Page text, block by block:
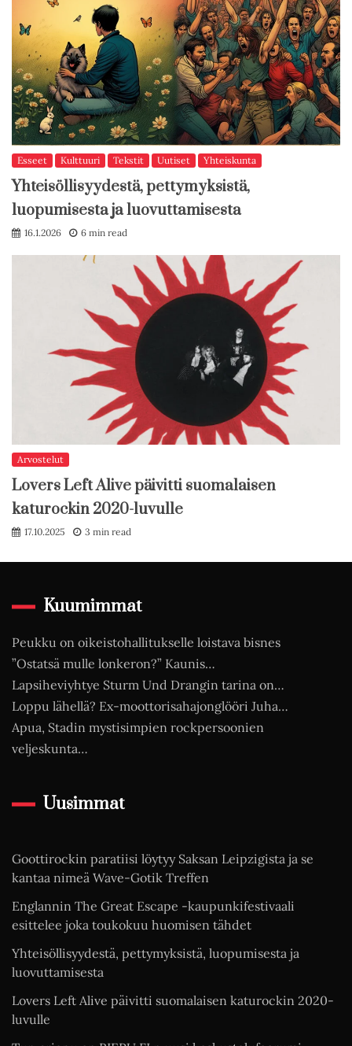
Esseet Kulttuuri Tekstit Uutiset Yhteiskunta
Yhteisöllisyydestä, pettymyksistä,
luopumisesta ja luovuttamisesta
16.1.2026 6 min read
Arvostelut
Lovers Left Alive päivitti suomalaisen
katurockin 2020-luvulle
17.10.2025 3 min read
Kuumimmat
Peukku on oikeistohallitukselle loistava bisnes
”Ostatsä mulle lonkeron?” Kaunis…
Lapsiheviyhtye Sturm Und Drangin tarina on…
Loppu lähellä? Ex-moottorisahajonglööri Juha…
Apua, Stadin mystisimpien rockpersoonien
veljeskunta…
Uusimmat
Goottirockin paratiisi löytyy Saksan Leipzigista ja se
kantaa nimeä Wave-Gotik Treffen
Englannin The Great Escape -kaupunkifestivaali
esittelee joka toukokuu huomisen tähdet
Yhteisöllisyydestä, pettymyksistä, luopumisesta ja
luovuttamisesta
Lovers Left Alive päivitti suomalaisen katurockin 2020-
luvulle